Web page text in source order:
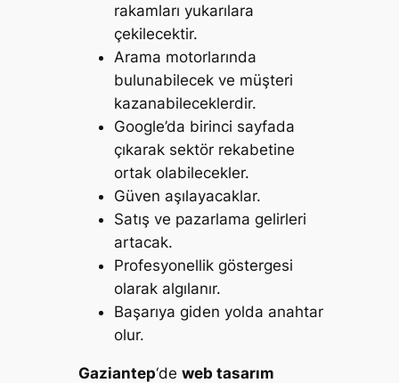
rakamları yukarılara
çekilecektir.
Arama motorlarında
bulunabilecek ve müşteri
kazanabileceklerdir.
Google’da birinci sayfada
çıkarak sektör rekabetine
ortak olabilecekler.
Güven aşılayacaklar.
Satış ve pazarlama gelirleri
artacak.
Profesyonellik göstergesi
olarak algılanır.
Başarıya giden yolda anahtar
olur.
Gaziantep‘de web tasarım